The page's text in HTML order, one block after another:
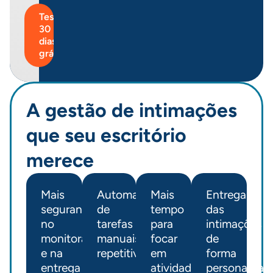
Teste
30
dias
grátis
A gestão de intimações
que seu escritório
merece
Mais
segurança
no
monitoramento
e na
entrega
Automatização
de
tarefas
manuais
repetitivas
Mais
tempo
para
focar
em
atividades
Entrega
das
intimações
de
forma